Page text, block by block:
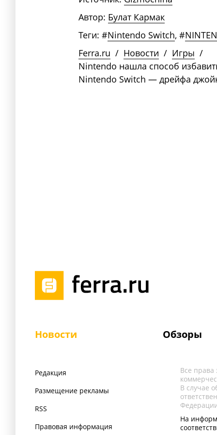
Автор: Булат Кармак
Теги: #Nintendo Switch, #
Ferra.ru / Новости / Игры /
Nintendo нашла способ
Nintendo Switch — дрейфа
Новости Обзоры
Редакция
Размещение рекламы
RSS
Правовая информация
Все
В случае
На